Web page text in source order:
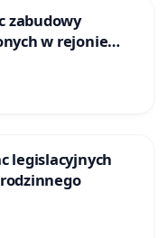
zabudowy
w rejonie
Białej
legislacyjnych